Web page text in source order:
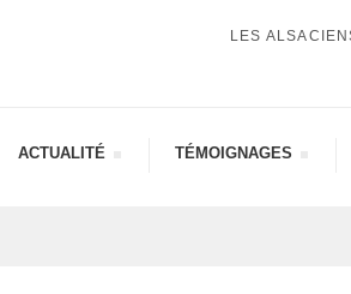
LES
ACTUA­LITÉ TÉMOI­GNAGES